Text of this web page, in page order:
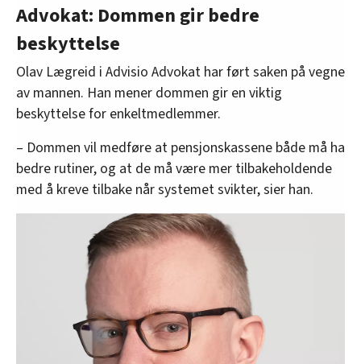
Advokat: Dommen gir bedre
beskyttelse
Olav Lægreid i Advisio Advokat har ført saken på vegne
av mannen. Han mener dommen gir en viktig
beskyttelse for enkeltmedlemmer.
– Dommen vil medføre at pensjonskassene både må ha
bedre rutiner, og at de må være mer tilbakeholdende
med å kreve tilbake når systemet svikter, sier han.